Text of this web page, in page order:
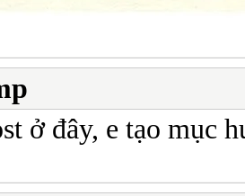
ở đây, e tạo mục